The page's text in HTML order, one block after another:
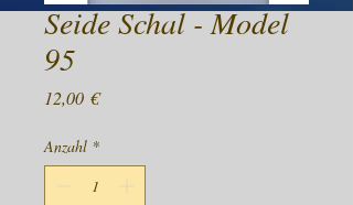
Seide Schal - Model
95
12,00 €Preis
Anzahl *